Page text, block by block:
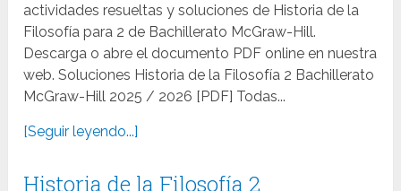
actividades resueltas y soluciones de Historia de la
Filosofía para 2 de Bachillerato McGraw-Hill.
Descarga o abre el documento PDF online en nuestra
web. Soluciones Historia de la Filosofía 2 Bachillerato
McGraw-Hill 2025 / 2026 [PDF] Todas...
[Seguir leyendo...]
Historia de la Filosofía 2